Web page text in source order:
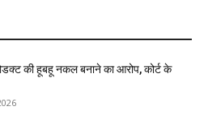
की हूबहू नकल बनाने का आरोप, कोर्ट के